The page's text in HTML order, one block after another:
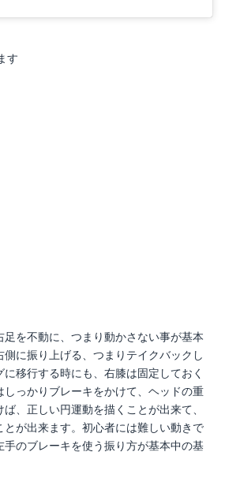
す
を不動に、つまり動かさない事が基本
に振り上げる、つまりテイクバックし
移行する時にも、右膝は固定しておく
しっかりブレーキをかけて、ヘッドの重
、正しい円運動を描くことが出来て、
とが出来ます。初心者には難しい動きで
のブレーキを使う振り方が基本中の基